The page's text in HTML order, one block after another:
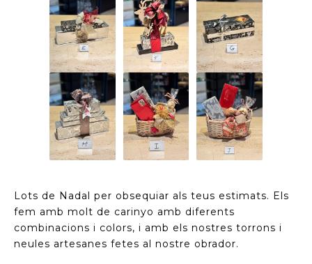
Lots de Nadal per obsequiar als teus estimats. Els
fem amb molt de carinyo amb diferents
combinacions i colors, i amb els nostres torrons i
neules artesanes fetes al nostre obrador.